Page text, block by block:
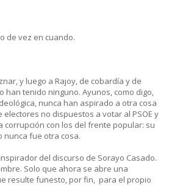
de vez en cuando.
y luego a Rajoy, de cobardía y de
han tenido ninguno. Ayunos, como digo,
nunca han aspirado a otra cosa
no dispuestos a votar al PSOE y
corrupción con los del frente popular: su
nunca fue otra cosa.
del discurso de Sorayo Casado.
Solo que ahora se abre una
resulte funesto, por fin, para el propio